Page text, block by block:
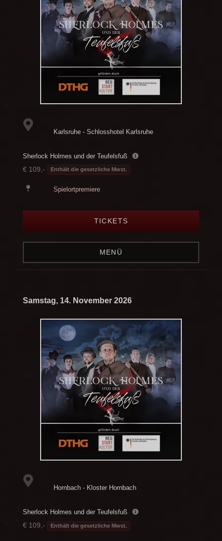
Karlsruhe - Schlosshotel Karlsruhe
Sherlock Holmes und der Teufelsfuß
€ 109,- Enthält die gesetzliche Mwst.
Spielortpremiere
TICKETS
MENÜ
Samstag, 14. November 2026
Hornbach - Kloster Hornbach
Sherlock Holmes und der Teufelsfuß
€ 109,- Enthält die gesetzliche Mwst.